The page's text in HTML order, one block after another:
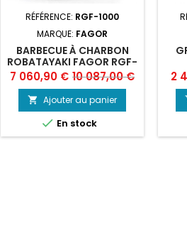
RÉFÉRENCE: RGF-1000
MARQUE: FAGOR
BARBECUE À CHARBON
ROBATAYAKI FAGOR RGF-
1000
Prix
7 060,90 € Prix
base
10 087,00 €
 Ajouter au panier
 En stock
Prix
2